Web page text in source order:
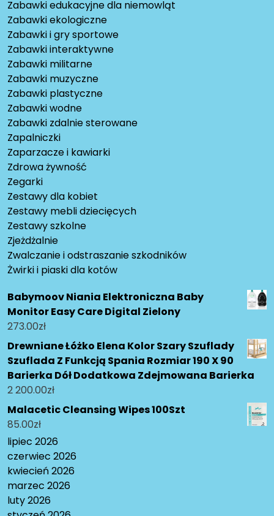
Zabawki edukacyjne dla niemowląt
Zabawki ekologiczne
Zabawki i gry sportowe
Zabawki interaktywne
Zabawki militarne
Zabawki muzyczne
Zabawki plastyczne
Zabawki wodne
Zabawki zdalnie sterowane
Zapalniczki
Zaparzacze i kawiarki
Zdrowa żywność
Zegarki
Zestawy dla kobiet
Zestawy mebli dziecięcych
Zestawy szkolne
Zjeżdżalnie
Zwalczanie i odstraszanie szkodników
Żwirki i piaski dla kotów
Babymoov Niania Elektroniczna Baby
Monitor Easy Care Digital Zielony
273.00zł
Drewniane Łóżko Elena Kolor Szary Szuflady
Szuflada Z Funkcją Spania Rozmiar 190 X 90
Barierka Dół Dodatkowa Zdejmowana Barierka
2 200.00zł
Malacetic Cleansing Wipes 100Szt
85.00zł
lipiec 2026
czerwiec 2026
kwiecień 2026
marzec 2026
luty 2026